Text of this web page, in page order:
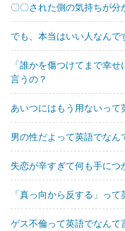
〇〇された側の気持ちが分
でも、本当はいい人なんで
「誰かを傷つけてまで幸
言うの？
あいつにはもう用ないって
男の性だよって英語でなん
失恋が辛すぎて何も手につ
「真っ向から反する」っ
ゲス不倫って英語でなんて